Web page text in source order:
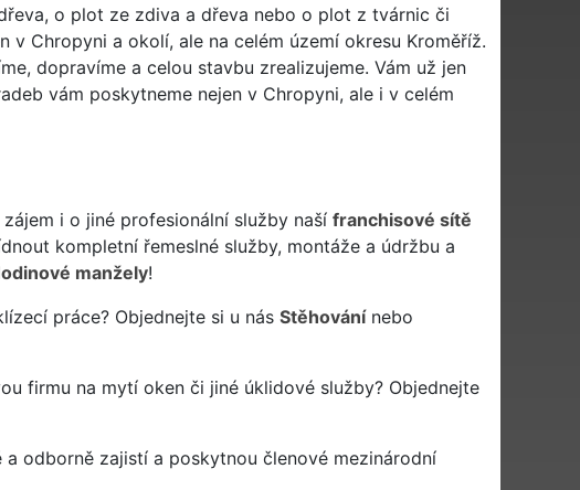
o plot ze zdiva a dřeva nebo o plot z tvárnic či
Chropyni a okolí, ale na celém území okresu Kroměříž.
dopravíme a celou stavbu zrealizujeme. Vám už jen
vám poskytneme nejen v Chropyni, ale i v celém
i o jiné profesionální služby naší franchisové sítě
kompletní řemeslné služby, montáže a údržbu a
manžely!
práce? Objednejte si u nás Stěhovánínebo
firmu na mytí oken či jiné úklidové služby? Objednejte
a odborně zajistí a poskytnou členové mezinárodní